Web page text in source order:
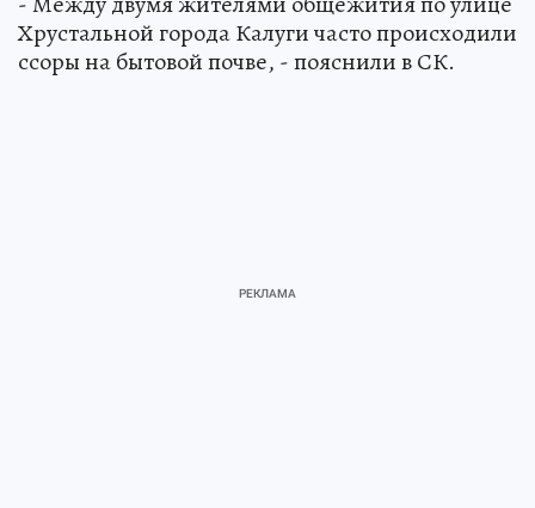
Хрустальной города Калуги часто происходили
ссоры на бытовой почве, - пояснили в СК.